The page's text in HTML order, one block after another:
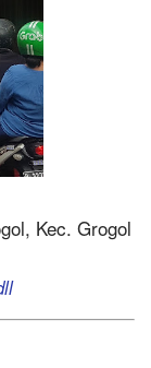
Kec. Grogol